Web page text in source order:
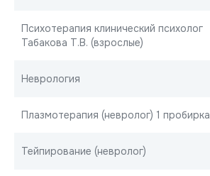
Психотерапия клинический психолог
Табакова Т.В. (взрослые)
Неврология
Плазмотерапия (невролог) 1 пробирка
Тейпирование (невролог)